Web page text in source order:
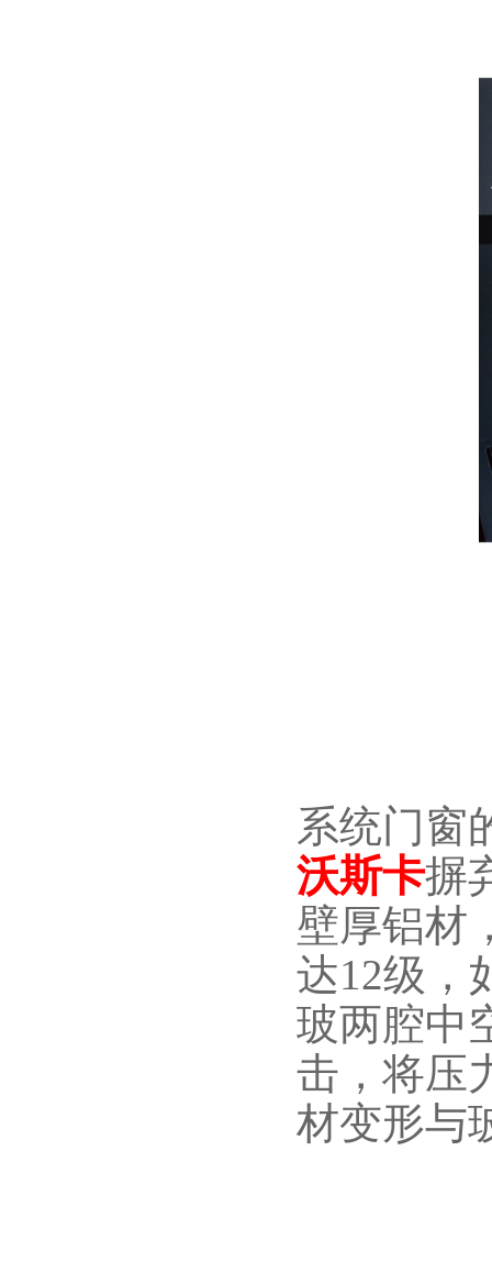
系统门窗
沃斯卡摒
壁厚铝材
达12级，
玻两腔中
击，将压
材变形与